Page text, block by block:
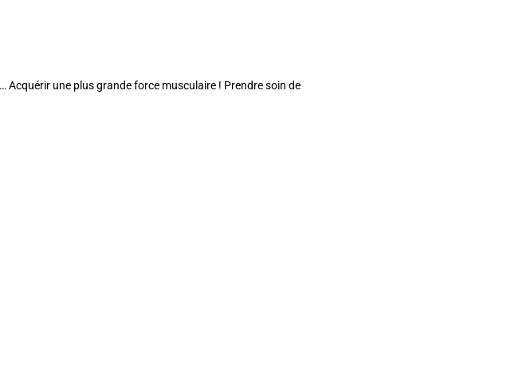
Acquérir une plus grande force musculaire ! Prendre soin de